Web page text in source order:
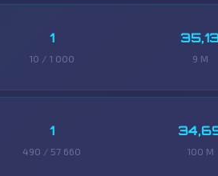
1
10 / 1 000 9 M
1
490 / 57 660 100 M